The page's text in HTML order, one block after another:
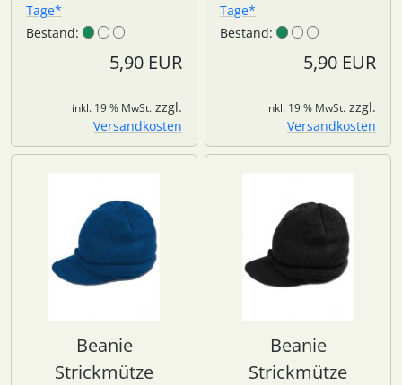
Tage*
Bestand:
5,90 EUR
inkl. 19 % MwSt. zzgl.
Versandkosten
Tage*
Bestand:
5,90 EUR
inkl. 19 % MwSt. zzgl.
Versandkosten
Beanie
Strickmütze
Beanie
Strickmütze